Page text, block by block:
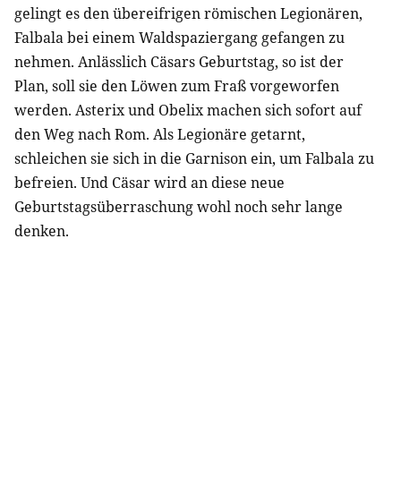
gelingt es den übereifrigen römischen Legionären,
Falbala bei einem Waldspaziergang gefangen zu
nehmen. Anlässlich Cäsars Geburtstag, so ist der
Plan, soll sie den Löwen zum Fraß vorgeworfen
werden. Asterix und Obelix machen sich sofort auf
den Weg nach Rom. Als Legionäre getarnt,
schleichen sie sich in die Garnison ein, um Falbala zu
befreien. Und Cäsar wird an diese neue
Geburtstagsüberraschung wohl noch sehr lange
denken.